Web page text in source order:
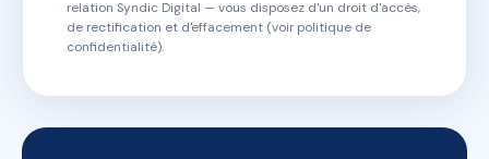
relation Syndic Digital — vous disposez d'un droit d'accès,
de rectification et d'effacement (voir politique de
confidentialité).